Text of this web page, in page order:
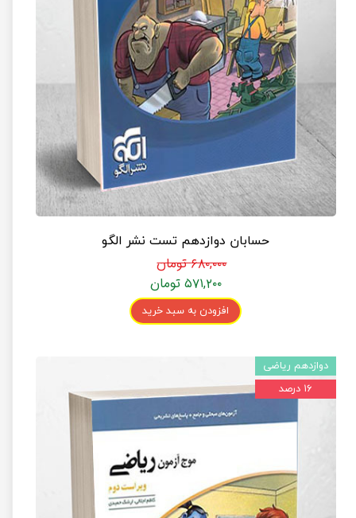
حسابان دوازدهم تست نشر الگو
۶۸۰,۰۰۰ تومان
۵۷۱,۲۰۰ تومان
افزودن به سبد خرید
دوازدهم ریاضی
۱۶ درصد